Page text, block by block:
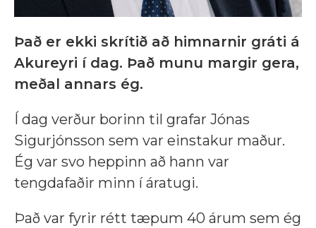
Það er ekki skrítið að himnarnir gráti á
Akureyri í dag. Það munu margir gera,
meðal annars ég.
Í dag verður borinn til grafar Jónas
Sigurjónsson sem var einstakur maður.
Ég var svo heppinn að hann var
tengdafaðir minn í áratugi.
Það var fyrir rétt tæpum 40 árum sem ég